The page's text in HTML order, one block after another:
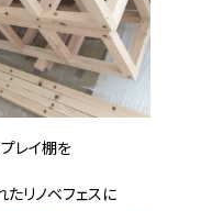
レイ棚を
リノベフェスに